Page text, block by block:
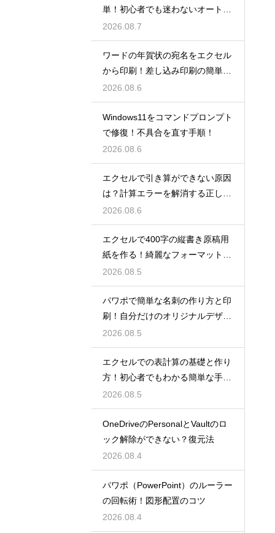
単！初心者でも迷わないオートS
UM術！
2026.08.7
ワードの年賀状の宛名をエクセル
から印刷！差し込み印刷の簡単手
順！
2026.08.6
Windows11をコマンドプロンプト
で修復！不具合を直す手順！
2026.08.6
エクセルで引き算ができない原因
は？計算エラーを解消する正しい
手順
2026.08.6
エクセルで400字の縦書き原稿用
紙を作る！綺麗なフォーマット
術！
2026.08.5
パワポで簡単な名刺の作り方と印
刷！自分だけのオリジナルデザイ
ン
2026.08.5
エクセルでの表計算の基礎と作り
方！初心者でもわかる簡単な手順
を紹介
2026.08.5
OneDriveのPersonalとVaultのロ
ック解除ができない？復元法
2026.08.4
パワポ（PowerPoint）のルーラー
の回転術！図形配置のコツ
2026.08.4